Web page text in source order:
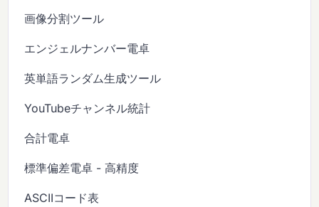
画像分割ツール
エンジェルナンバー電卓
英単語ランダム生成ツール
YouTubeチャンネル統計
合計電卓
標準偏差電卓 - 高精度
ASCIIコード表